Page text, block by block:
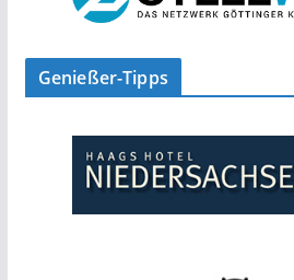
Genießer-Tipps